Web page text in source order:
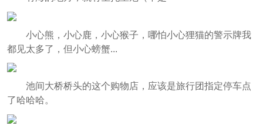
小心熊，小心鹿，小心猴子，哪怕小心狸猫的警示牌我
都见太多了，但小心螃蟹...
池间大桥桥头的这个购物店，应该是旅行团指定停车点
了哈哈哈。